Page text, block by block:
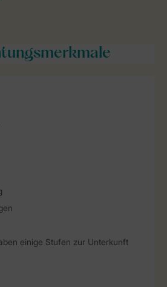
einige Stufen zur Unterkunft